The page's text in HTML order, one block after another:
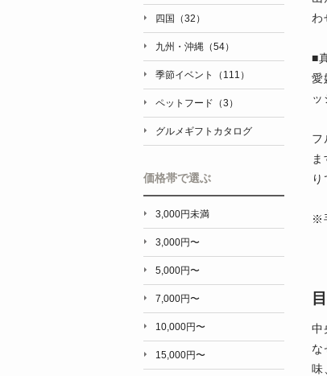
わ
■
愛
フ
※
中
な
味
四国（32）
九州・沖縄（54）
季節イベント（111）
ペットフード（3）
グルメギフトカタログ
価格帯で選ぶ
3,000円未満
3,000円〜
5,000円〜
7,000円〜
10,000円〜
15,000円〜